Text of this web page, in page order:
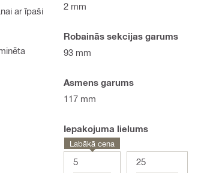
ar īpaši
2 mm
Robainās sekcijas garums
93 mm
Asmens garums
117 mm
Iepakojuma lielums
5
Labākā cena
25